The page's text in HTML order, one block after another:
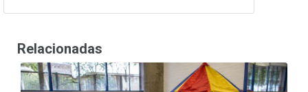
Relacionadas